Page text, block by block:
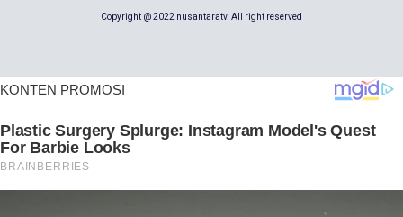
Copyright @ 2022 nusantaratv. All right reserved